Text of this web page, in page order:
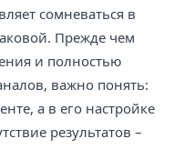
сомневаться в
Прежде чем
и полностью
важно понять:
а в его настройке
результатов –